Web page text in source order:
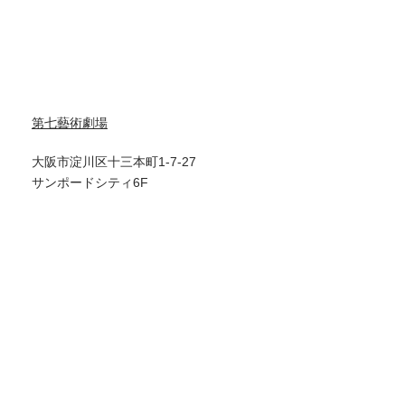
第七藝術劇場
大阪市淀川区十三本町1-7-27
サンポードシティ6F